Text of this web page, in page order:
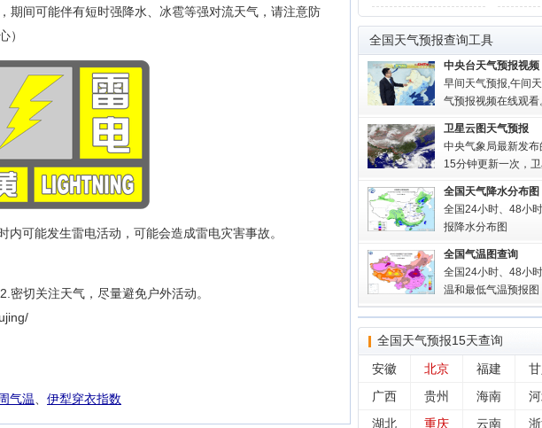
期间可能伴有短时强降水、冰雹等强对流天气，请注意防
）
可能发生雷电活动，可能会造成雷电灾害事故。
切关注天气，尽量避免户外活动。
气温 伊犁穿衣指数
全国天气预报查询工具
中央台天气预报视频
早间天气预报,午间
气预报视频在线观看
卫星云图天气预报
中央气象局最新发
15分钟更新一次，
全国天气降水分布图
全国24小时、48小
报降水分布图
全国气温图查询
全国24小时、48小
温和最低气温预报图
全国天气预报15天查询
安徽
北京 福建
广西
贵州 海南
湖北
重庆 云南